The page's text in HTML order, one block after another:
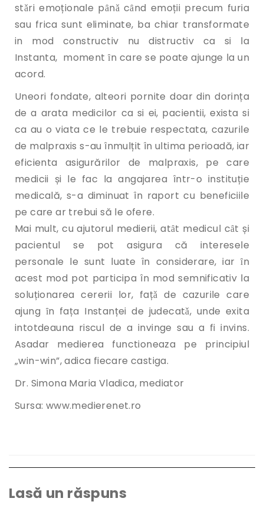
stǎri emoționale pȃnǎ cȃnd emoții precum furia
sau frica sunt eliminate, ba chiar transformate
in mod constructiv nu distructiv ca si la
Instanta, moment ȋn care se poate ajunge la un
acord.
Uneori fondate, alteori pornite doar din dorința
de a arata medicilor ca si ei, pacientii, exista si
ca au o viata ce le trebuie respectata, cazurile
de malpraxis s-au înmulțit în ultima perioadă, iar
eficienta asigurărilor de malpraxis, pe care
medicii și le fac la angajarea într-o instituție
medicală, s-a diminuat în raport cu beneficiile
pe care ar trebui să le ofere.
Mai mult, cu ajutorul medierii, atȃt medicul cȃt și
pacientul se pot asigura că interesele
personale le sunt luate în considerare, iar ȋn
acest mod pot participa în mod semnificativ la
soluționarea cererii lor, fațǎ de cazurile care
ajung ȋn fața Instanței de judecatǎ, unde exita
intotdeauna riscul de a invinge sau a fi invins.
Asadar medierea functioneaza pe principiul
„win-win”, adica fiecare castiga.
Dr. Simona Maria Vladica, mediator
Sursa: www.medierenet.ro
Lasă un răspuns